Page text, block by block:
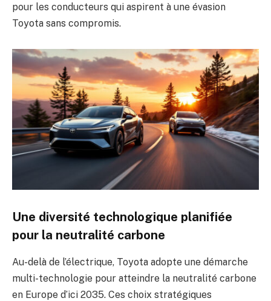
pour les conducteurs qui aspirent à une évasion
Toyota sans compromis.
Une diversité technologique planifiée
pour la neutralité carbone
Au-delà de l’électrique, Toyota adopte une démarche
multi-technologie pour atteindre la neutralité carbone
en Europe d’ici 2035. Ces choix stratégiques